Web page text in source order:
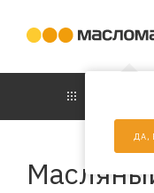
ДА,